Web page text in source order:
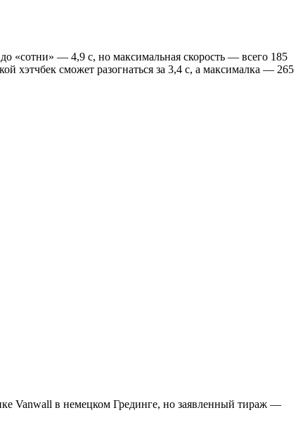
«сотни» — 4,9 с, но максимальная скорость — всего 185
хэтчбек сможет разогнаться за 3,4 с, а максималка — 265
Vanwall в немецком Грединге, но заявленный тираж —